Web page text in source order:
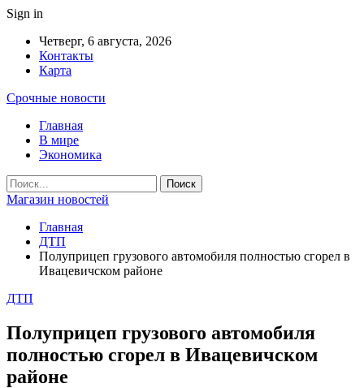
Sign in
Четверг, 6 августа, 2026
Контакты
Карта
Срочные новости
Главная
В мире
Экономика
Магазин новостей
Главная
ДТП
Полуприцеп грузового автомобиля полностью сгорел в
Ивацевичском районе
ДТП
Полуприцеп грузового автомобиля
полностью сгорел в Ивацевичском
районе